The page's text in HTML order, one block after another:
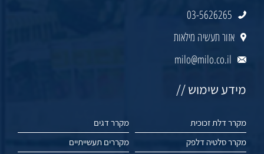
03-5626265
אזור תעשיה מילאות
milo@milo.co.il
מידע שימוש //
מקרר דלת זכוכית
מקרר דגים
מקרר סלטיה דלפק
מקררים תעשייתיים